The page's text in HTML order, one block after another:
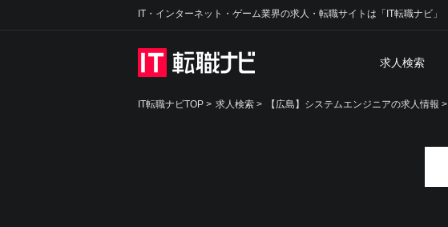
IT・インターネット・ゲーム業界の求人・転職サイトは「IT転職ナビ」
求人検索
IT転職ナビTOP > 求人検索 > 【広島】システムエンジニアの求人情報 >